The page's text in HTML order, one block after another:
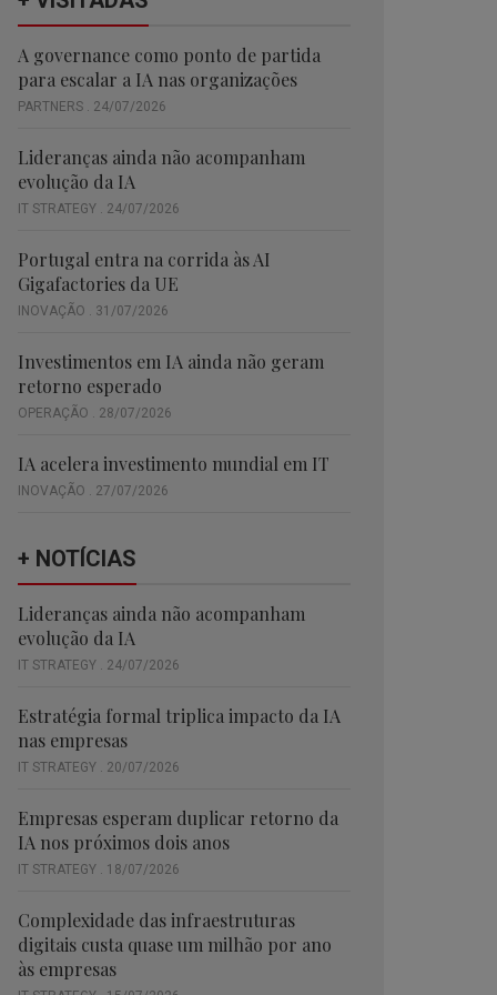
A governance como ponto de partida
para escalar a IA nas organizações
PARTNERS . 24/07/2026
Lideranças ainda não acompanham
evolução da IA
IT STRATEGY . 24/07/2026
Portugal entra na corrida às AI
Gigafactories da UE
INOVAÇÃO . 31/07/2026
Investimentos em IA ainda não geram
retorno esperado
OPERAÇÃO . 28/07/2026
IA acelera investimento mundial em IT
INOVAÇÃO . 27/07/2026
+ NOTÍCIAS
Lideranças ainda não acompanham
evolução da IA
IT STRATEGY . 24/07/2026
Estratégia formal triplica impacto da IA
nas empresas
IT STRATEGY . 20/07/2026
Empresas esperam duplicar retorno da
IA nos próximos dois anos
IT STRATEGY . 18/07/2026
Complexidade das infraestruturas
digitais custa quase um milhão por ano
às empresas